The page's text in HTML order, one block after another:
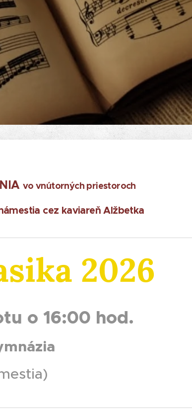
vo vnútorných priestoroch
cez kaviareň Alžbetka
2026
o 16:00 hod.